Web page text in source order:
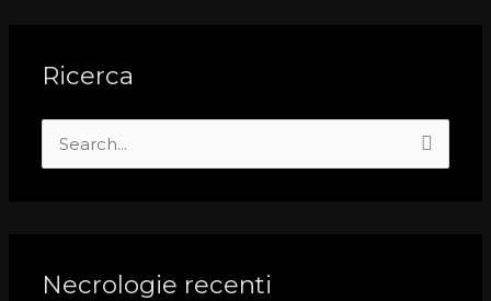
Ricerca
c
Necrologie recenti